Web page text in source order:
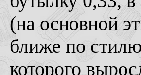
(на основной
ближе по стилю
которого